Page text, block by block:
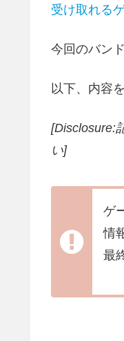
受け取れる
今回のバン
以下、内容
[Disclosure:
い]
ゲ
情
最